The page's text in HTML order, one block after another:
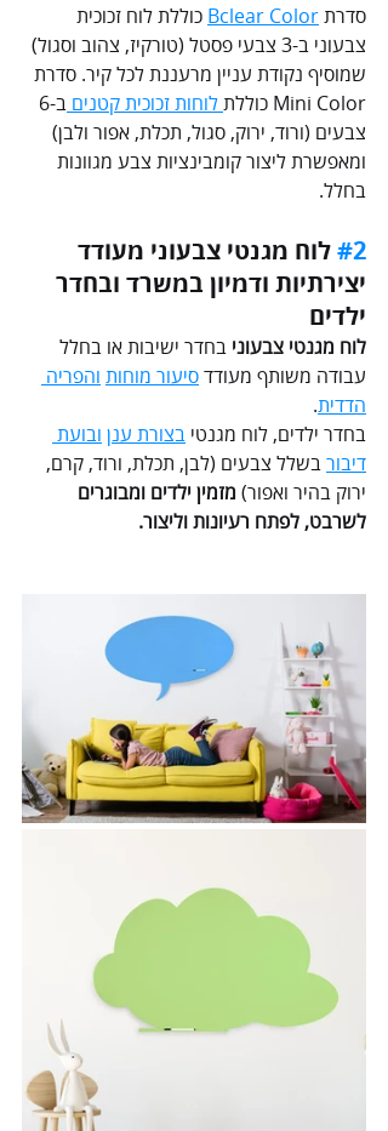
סדרת Bclear Color כוללת לוח זכוכית
צבעוני ב-3 צבעי פסטל (טורקיז, צהוב וסגול)
שמוסיף נקודת עניין מרעננת לכל קיר. סדרת
Mini Color כוללת
לוחות זכוכית קטנים
צבעים (ורוד, ירוק, סגול, תכלת, אפור ולבן)
ומאפשרת ליצור קומבינציות צבע מגוונות
בחלל.
#2 לוח מגנטי צבעוני מעודד
יצירתיות ודמיון במשרד ובחדר
ילדים
לוח מגנטי צבעוני בחדר ישיבות או בחלל
עבודה משותף מעודד סיעור מוחות והפריה
הדדית.
בחדר ילדים, לוח מגנטי בצורת ענן ובועת
דיבור בשלל צבעים (לבן, תכלת, ורוד, קרם,
ירוק בהיר ואפור) מזמין ילדים ומבוגרים
לשרבט, לפתח רעיונות וליצור.